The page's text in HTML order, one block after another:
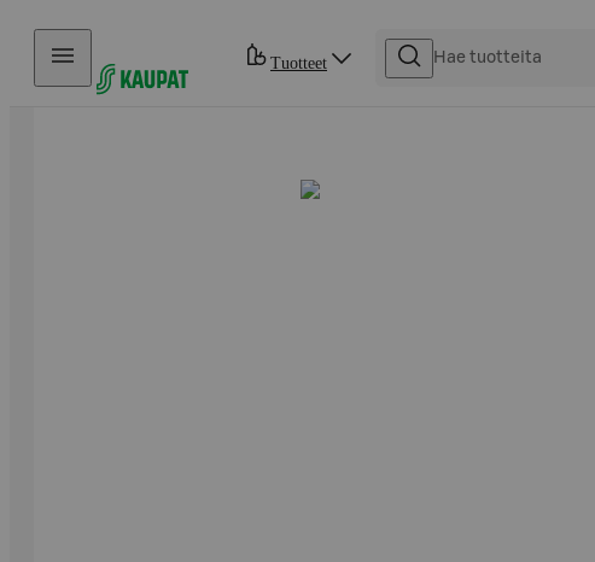
Hyppää sisältöön
Tuotteet